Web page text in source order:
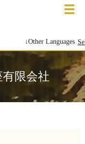
↓Other Languages
メ
有限会社